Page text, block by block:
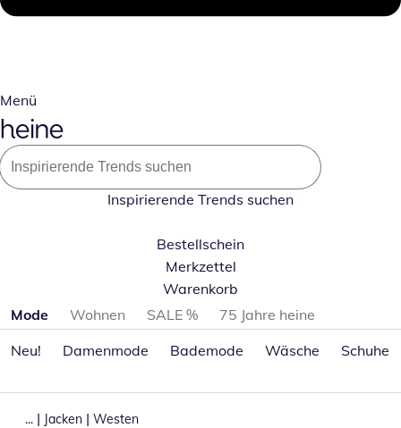
Menü
Inspirierende Trends suchen
Bestellschein
Merkzettel
Warenkorb
Produktkategorien überspringen
Mode Wohnen SALE %
75 Jahre heine
Neu!
Damenmode Bademode Wäsche Schuhe
... | Jacken | Westen